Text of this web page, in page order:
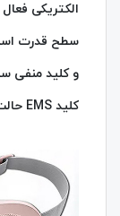
الکتریکی
سطح قدرت
و کلید منفی
کلید EMS حالت ماساژ الکتریکی تغییر می کند